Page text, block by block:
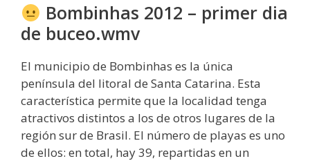
Bombinhas 2012 – primer dia
de buceo.wmv
El municipio de Bombinhas es la única
península del litoral de Santa Catarina. Esta
característica permite que la localidad tenga
atractivos distintos a los de otros lugares de la
región sur de Brasil. El número de playas es uno
de ellos: en total, hay 39, repartidas en un